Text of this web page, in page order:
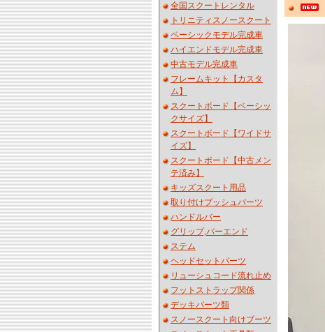
全国スクートレンタル
トリニティスノースクート
ベーシックモデル完成車
ハイエンドモデル完成車
中古モデル完成車
フレームキット【カスタ
ム】
スクートボード【ベーシッ
クサイズ】
スクートボード【ワイドサ
イズ】
スクートボード【中古メン
テ済み】
キッズスクート用品
取り付けブッシュパーツ
ハンドルバー
グリップ,バーエンド
ステム
ヘッドセットパーツ
リューシュコード流れ止め
フットストラップ関係
デッキパーツ類
スノースクート向けブーツ